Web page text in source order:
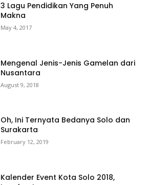
3 Lagu Pendidikan Yang Penuh
Makna
May 4, 2017
Mengenal Jenis-Jenis Gamelan dari
Nusantara
August 9, 2018
Oh, Ini Ternyata Bedanya Solo dan
Surakarta
February 12, 2019
Kalender Event Kota Solo 2018,